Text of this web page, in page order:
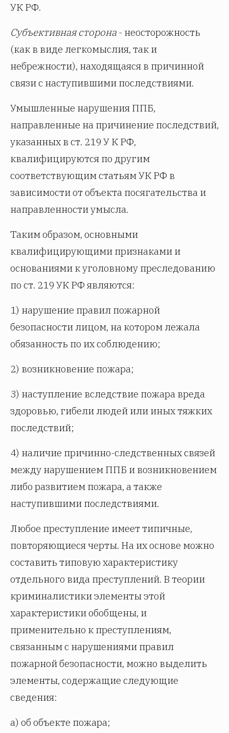
УК РФ.
Субъективная сторона - неосторожность
(как в виде легкомыслия, так и
небрежности), находящаяся в причинной
связи с наступившими последствиями.
Умышленные нарушения ППБ,
направленные на причинение последствий,
указанных в ст. 219 У К РФ,
квалифицируются по другим
соответствующим статьям УК РФ в
зависимости от объекта посягательства и
направленности умысла.
Таким образом, основными
квалифицирующими признаками и
основаниями к уголовному преследованию
по ст. 219 УК РФ являются:
1) нарушение правил пожарной
безопасности лицом, на котором лежала
обязанность по их соблюдению;
2) возникновение пожара;
3) наступление вследствие пожара вреда
здоровью, гибели людей или иных тяжких
последствий;
4) наличие причинно-следственных связей
между нарушением ППБ и возникновением
либо развитием пожара, а также
наступившими последствиями.
Любое преступление имеет типичные,
повторяющиеся черты. На их основе можно
составить типовую характеристику
отдельного вида преступлений. В теории
криминалистики элементы этой
характеристики обобщены, и
применительно к преступлениям,
связанным с нарушениями правил
пожарной безопасности, можно выделить
элементы, содержащие следующие
сведения:
а) об объекте пожара;